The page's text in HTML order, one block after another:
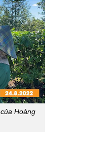
Hoàng